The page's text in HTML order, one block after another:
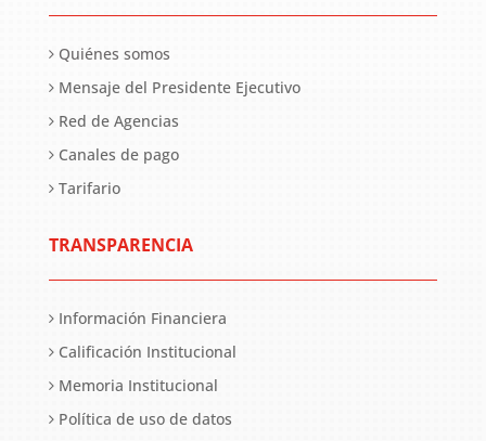
Quiénes somos
Mensaje del Presidente Ejecutivo
Red de Agencias
Canales de pago
Tarifario
TRANSPARENCIA
Información Financiera
Calificación Institucional
Memoria Institucional
Política de uso de datos